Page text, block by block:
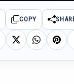
COPY